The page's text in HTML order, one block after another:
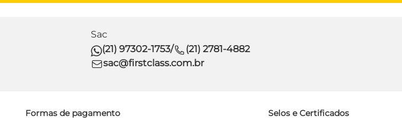
Sac
(21) 97302-1753/
(21) 2781-4882
sac@firstclass.com.br
Formas de pagamento Selos e Certificados